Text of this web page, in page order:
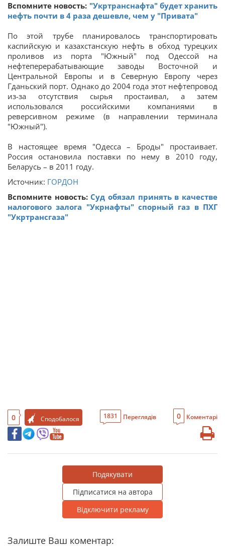
Вспомните новость: "Укртранснафта" будет хранить
нефть почти в 4 раза дешевле, чем у "Привата"
По этой трубе планировалось транспортировать
каспийскую и казахстанскую нефть в обход турецких
проливов из порта "Южный" под Одессой на
нефтеперерабатывающие заводы Восточной и
Центральной Европы и в Северную Европу через
Гданьский порт. Однако до 2004 года этот нефтепровод
из-за отсутствия сырья простаивал, а затем
использовался российскими компаниями в
реверсивном режиме (в направлении терминала
"Южный").
В настоящее время "Одесса – Броды" простаивает.
Россия остановила поставки по нему в 2010 году,
Беларусь – в 2011 году.
Источник: ГОРДОН
Вспомните новость: Суд обязал принять в качестве
налогового залога "Укрнафты" спорный газ в ПХГ
"Укртрансгаза"
0 Сподобалося 1831 Переглядів 0 Коментарі
Подякувати
Підписатися на автора
Відключити рекламу
Залиште Ваш коментар: